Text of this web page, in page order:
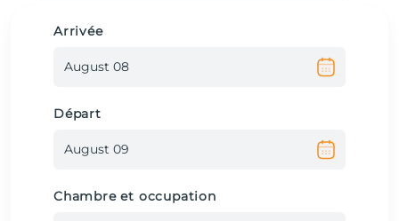
Arrivée
Départ
Chambre et occupation